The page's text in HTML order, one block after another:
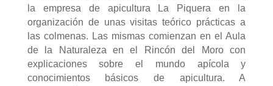
la empresa de apicultura La Piquera en la
organización de unas visitas teórico prácticas a
las colmenas. Las mismas comienzan en el Aula
de la Naturaleza en el Rincón del Moro con
explicaciones sobre el mundo apícola y
conocimientos básicos de apicultura. A